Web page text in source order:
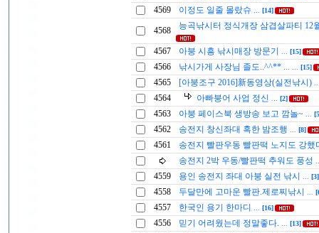
4569 이정도 일줄 몰랐슈 [14]
4568 능곡낚시터 정식개장 삼겹살파티 12
4567 아붕 시흥 낚시매장 방문기 [15]
4566 낚시가게 사장님 졸도..^^** ... [15]
4565 [아붕조구 2016]新동영상(실전낚시)
4564 아빠붕어 사업 정신 [2]
4563 아붕 페이스북 생방송 보고 깜놀~
4562 송전지 창신좌대 혹한 밤조행 [8]
4561
송전지 빨판우동 빨판떡 노지도 강
송전지 2박 우동/빨판떡 추워도 풍성
4559 용인 송전지 좌대 아붕 실전 낚시 [3]
4558 두달만에 고마운 빨판.제로찌낚시
4557 한국인 용기 한마디 [16]
4556 믿기 어려웠는데 정말좋다. [13]